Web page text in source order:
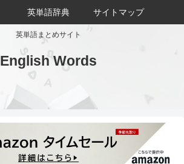
英単語まとめサイト
English Words
英単語辞典 サイトマップ